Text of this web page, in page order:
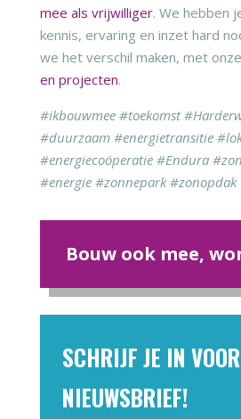
mee als vrijwilliger. We hebben
kennis, ervaring en inzet hard
we het verschil maken, met
en projecten.
#ikbouwmee #toekomst
#duurzaam #energietransitie
#energiecoöperatie #Endura
#energie #zonnepark #zonopdak
Bouw ook mee,
SCHRIJF JE IN
NIEUWSBRIEF!